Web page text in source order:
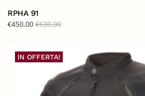
RPHA 91
€450,00 €630,00
IN OFFERTA!